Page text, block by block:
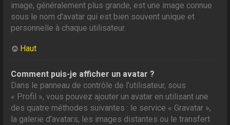
image, généralement plus grande, est une image connue
sous le nom d’avatar qui est bien souvent unique et
personnelle à chaque utilisateur.
Haut
Comment puis-je afficher un avatar ?
Dans le panneau de contrôle de l’utilisateur, sous
« Profil », vous pouvez ajouter un avatar en utilisant une
des quatre méthodes suivantes : le service « Gravatar »,
la galerie d’avatars, les images distantes ou le transfert